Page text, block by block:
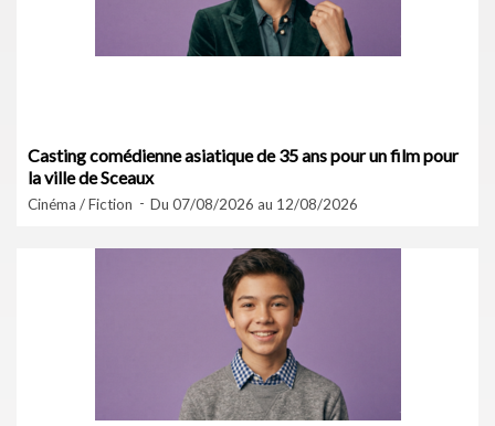
Casting comédienne asiatique de 35 ans pour un film pour
la ville de Sceaux
Cinéma / Fiction Du 07/08/2026 au 12/08/2026